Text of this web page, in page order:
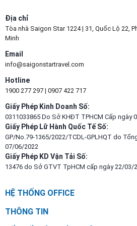
ĐẶT TOUR CÔN ĐẢO CÙNG
Hành trình được thiết kế trọn gói:
Vé máy bay khứ hồi
Khách sạn tiêu chuẩn 3-4 sao
Xe và HDV địa phương chuyên nghiệp
Lịch trình cân bằng giữa lịch sử – thiên
Không dừng shopping, không phát sinh
👉 Chỉ việc lên đường và tận hưởng.
Địa chỉ
Tòa nhà Saigon Star 1224 | 31, Quốc Lộ 22,
Minh
Email
info@saigonstartravel.com
Hotline
1900 277 297 | 0907 422 717
Giấy Phép Kinh Doanh Số:
0311033865 Do Sở KHĐT TPHCM Cấp ngày
Giấy Phép Lữ Hành Quốc Tế Số:
GP/No.79-1365/2022/TCDL-GPLHQT do
07/06/2022
Giấy Phép KD Vận Tải Số:
13476 do Sở GTVT TpHCM cấp ngày 22/03/
HỆ THỐNG OFFICE
THÔNG TIN